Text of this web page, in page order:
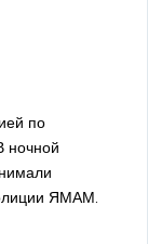
по
ночной
ЯМАМ.